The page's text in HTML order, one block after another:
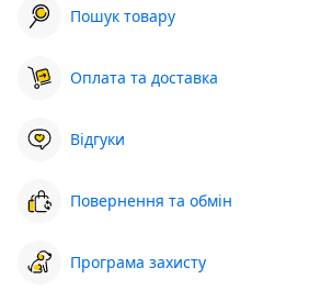
Пошук товару
Оплата та доставка
Відгуки
Повернення та обмін
Програма захисту